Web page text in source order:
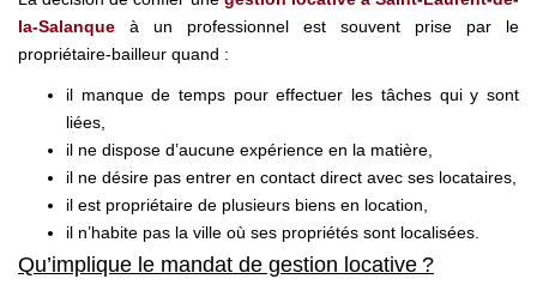
la-Salanque à un professionnel est souvent prise par le
propriétaire-bailleur quand :
il manque de temps pour effectuer les tâches qui y sont
liées,
il ne dispose d’aucune expérience en la matière,
il ne désire pas entrer en contact direct avec ses locataires,
il est propriétaire de plusieurs biens en location,
il n’habite pas la ville où ses propriétés sont localisées.
Qu’implique le mandat de gestion locative ?